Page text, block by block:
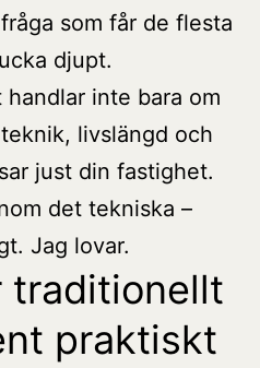
som får de flesta
djupt.
inte bara om
livslängd och
just din fastighet.
det tekniska –
Jag lovar.
traditionellt
praktiskt